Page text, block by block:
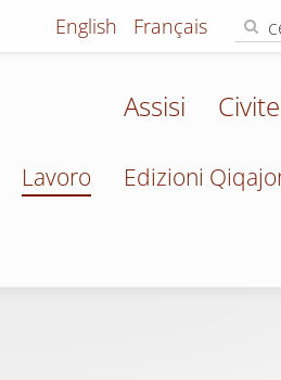
English Français
Assisi
Lavoro Edizioni